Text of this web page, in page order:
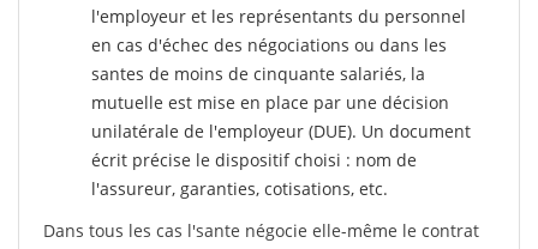
l'employeur et les représentants du personnel
en cas d'échec des négociations ou dans les
santes de moins de cinquante salariés, la
mutuelle est mise en place par une décision
unilatérale de l'employeur (DUE). Un document
écrit précise le dispositif choisi : nom de
l'assureur, garanties, cotisations, etc.
Dans tous les cas l'sante négocie elle-même le contrat